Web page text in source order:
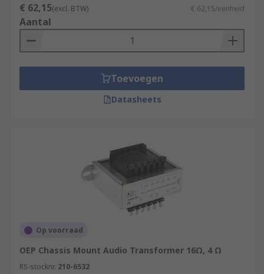
€ 62,15(excl. BTW) € 62,15/eenheid
Aantal
Toevoegen
Datasheets
Op voorraad
OEP Chassis Mount Audio Transformer 16Ω, 4 Ω
RS-stocknr. 210-6532